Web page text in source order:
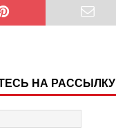
НА РАССЫЛКУ